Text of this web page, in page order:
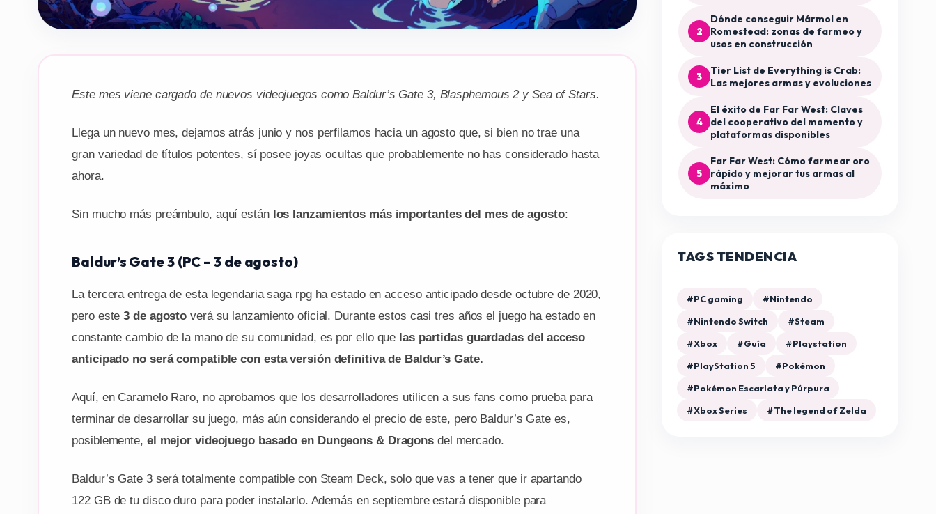
Este mes viene cargado de nuevos videojuegos como Baldur’s Gate 3, Blasphemous 2 y Sea of Stars.
Llega un nuevo mes, dejamos atrás junio y nos perfilamos hacia un agosto que, si bien no trae una
gran variedad de títulos potentes, sí posee joyas ocultas que probablemente no has considerado hasta
ahora.
Sin mucho más preámbulo, aquí están los lanzamientos más importantes del mes de agosto:
Baldur’s Gate 3 (PC – 3 de agosto)
La tercera entrega de esta legendaria saga rpg ha estado en acceso anticipado desde octubre de 2020,
pero este3 de agosto verá su lanzamiento oficial. Durante estos casi tres años el juego ha estado en
constante cambio de la mano de su comunidad, es por ello que las partidas guardadas del acceso
anticipado no será compatible con esta versión definitiva de Baldur’s Gate.
Aquí, en Caramelo Raro, no aprobamos que los desarrolladores utilicen a sus fans como prueba para
terminar de desarrollar su juego, más aún considerando el precio de este, pero Baldur’s Gate es,
posiblemente, el mejor videojuego basado en Dungeons & Dragons del mercado.
Baldur’s Gate 3 será totalmente compatible con Steam Deck, solo que vas a tener que ir apartando
122 GB de tu disco duro para poder instalarlo. Además en septiembre estará disponible para
2
Dónde conseguir Mármol en
Romestead: zonas de farmeo y
usos en construcción
3
Tier List de Everything is Crab:
Las mejores armas y evoluciones
4
El éxito de Far Far West: Claves
del cooperativo del momento y
plataformas disponibles
5
Far Far West: Cómo farmear oro
rápido y mejorar tus armas al
máximo
TAGS TENDENCIA
#PC gaming
#Nintendo
#Nintendo Switch
#Steam
#Xbox
#Guía
#Playstation
#PlayStation 5
#Pokémon
#Pokémon Escarlata y Púrpura
#Xbox Series
#The legend of Zelda